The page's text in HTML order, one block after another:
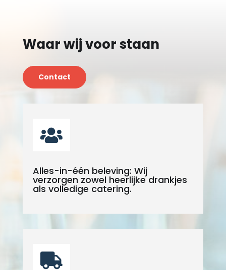
Waar wij voor staan
Contact

Alles-in-één beleving: Wij
verzorgen zowel heerlijke drankjes
als volledige catering.
